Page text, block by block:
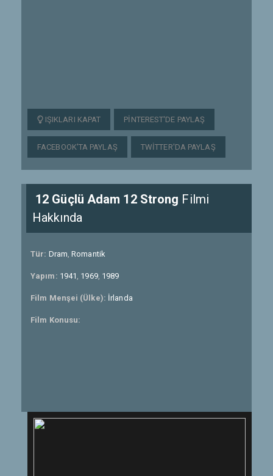
IŞIKLARI KAPAT PINTEREST'DE PAYLAŞ
FACEBOOK'TA PAYLAŞ TWITTER'DA PAYLAŞ
12 Güçlü Adam 12 Strong Filmi
Hakkında
Tür: Dram,Romantik
Yapım: 1941 , 1969, 1989
Film Menşei (Ülke): İrlanda
Film Konusu: